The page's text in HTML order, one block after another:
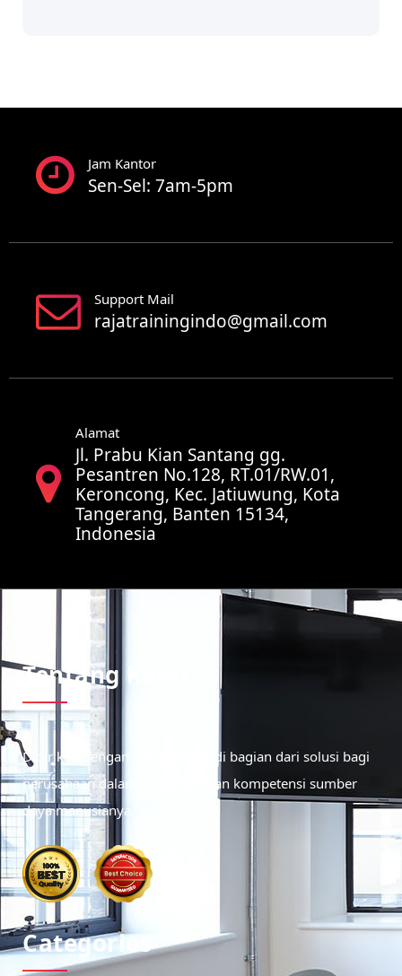
Jam Kantor
Sen-Sel: 7am-5pm
Support Mail
rajatrainingindo@gmail.com
Alamat
Jl. Prabu Kian Santang gg.
Pesantren No.128, RT.01/RW.01,
Keroncong, Kec. Jatiuwung, Kota
Tangerang, Banten 15134,
Indonesia
Tentang Kami
Didirikan dengan tujuan menjadi bagian dari solusi bagi
perusahaan dalam meningkatkan kompetensi sumber
daya manusianya.
Categories